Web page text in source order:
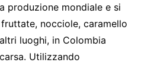
produzione mondiale e si
nocciole, caramello
luoghi, in Colombia
Utilizzando